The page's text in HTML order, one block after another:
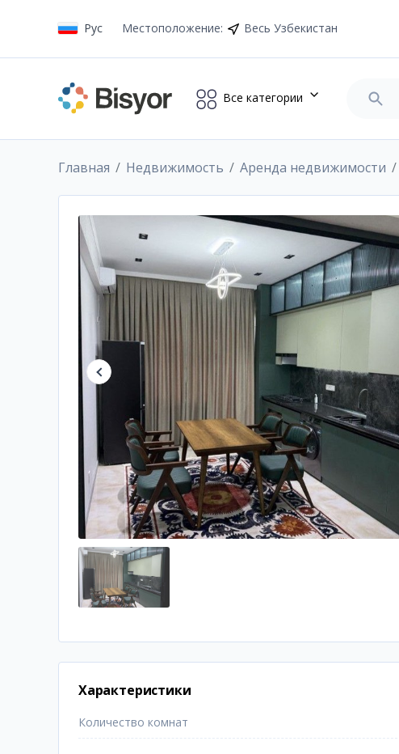
Рус Местоположение: Весь Узбекистан
Все категории
Главная Недвижимость Аренда недвижимости
Характеристики
Количество комнат